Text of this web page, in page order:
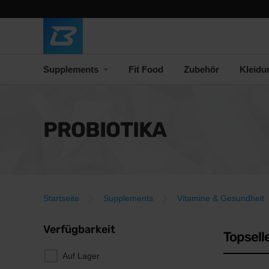
Supplements Fit Food Zubehör
PROBIOTIKA
Startseite Supplements Vitamine & Gesundheit
Verfügbarkeit
Auf Lager